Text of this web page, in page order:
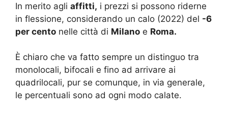
In merito agli affitti, i prezzi si possono riderne
in flessione, considerando un calo (2022) del -6
per cento nelle città di Milano e Roma.
È chiaro che va fatto sempre un distinguo tra
monolocali, bifocali e fino ad arrivare ai
quadrilocali, pur se comunque, in via generale,
le percentuali sono ad ogni modo calate.